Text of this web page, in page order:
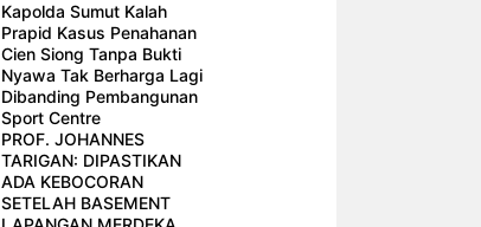
Kapolda Sumut Kalah
Prapid Kasus Penahanan
Cien Siong Tanpa Bukti
Nyawa Tak Berharga Lagi
Dibanding Pembangunan
Sport Centre
PROF. JOHANNES
TARIGAN: DIPASTIKAN
ADA KEBOCORAN
SETELAH BASEMENT